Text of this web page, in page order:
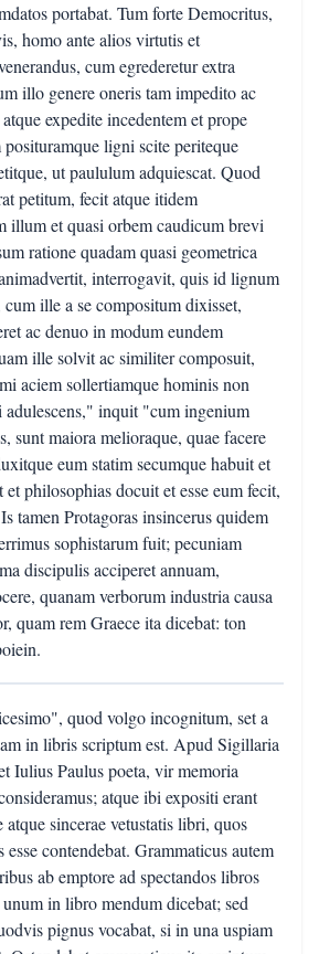
portabat. Tum forte Democritus,
homo ante alios virtutis et
cum egrederetur extra
illo genere oneris tam impedito ac
expedite incedentem et prope
ligni scite periteque
ut paululum adquiescat. Quod
petitum, fecit atque itidem
illum et quasi orbem caudicum brevi
ratione quadam quasi geometrica
interrogavit, quis id lignum
ille a se compositum dixisset,
ac denuo in modum eundem
ille solvit ac similiter composuit,
aciem sollertiamque hominis non
inquit "cum ingenium
sunt maiora melioraque, quae facere
eum statim secumque habuit et
philosophias docuit et esse eum fecit,
tamen Protagoras insincerus quidem
sophistarum fuit; pecuniam
discipulis acciperet annuam,
quanam verborum industria causa
quam rem Graece ita dicebat: ton
quod volgo incognitum, set a
in libris scriptum est. Apud Sigillaria
Iulius Paulus poeta, vir memoria
atque ibi expositi erant
atque sincerae vetustatis libri, quos
contendebat. Grammaticus autem
ab emptore ad spectandos libros
in libro mendum dicebat; sed
pignus vocabat, si in una uspiam